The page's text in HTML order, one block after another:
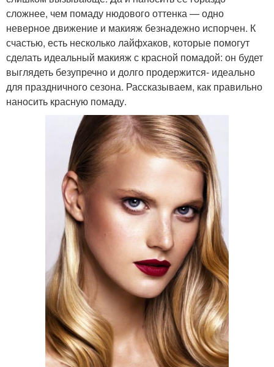
сложнее, чем помаду нюдового оттенка — одно
неверное движение и макияж безнадежно испорчен. К
счастью, есть несколько лайфхаков, которые помогут
сделать идеальный макияж с красной помадой: он будет
выглядеть безупречно и долго продержится- идеально
для праздничного сезона. Рассказываем, как правильно
наносить красную помаду.